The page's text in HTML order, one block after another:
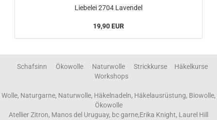
Liebelei 2704 Lavendel
19,90 EUR
Schafsinn Ökowolle Naturwolle Strickkurse Häkelkurse
Workshops
Wolle, Naturgarne, Naturwolle, Häkelnadeln, Häkelausrüstung, Biowolle,
Ökowolle
Atellier Zitron, Manos del Uruguay, bc garne,Erika Knight, Laurel Hill